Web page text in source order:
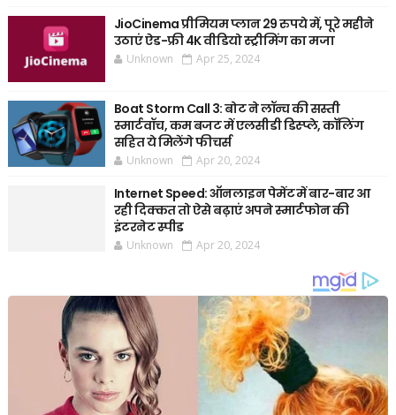
JioCinema प्रीमियम प्लान 29 रुपये में, पूरे महीने
उठाएं ऐड-फ्री 4K वीडियो स्ट्रीमिंग का मजा
Unknown Apr 25, 2024
Boat Storm Call 3: बोट ने लॉन्च की सस्ती
स्मार्टवॉच, कम बजट में एलसीडी डिस्प्ले, कॉलिंग
सहित ये मिलेंगे फीचर्स
Unknown Apr 20, 2024
Internet Speed: ऑनलाइन पेमेंट में बार-बार आ
रही दिक्कत तो ऐसे बढ़ाएं अपने स्मार्टफोन की
इंटरनेट स्पीड
Unknown Apr 20, 2024